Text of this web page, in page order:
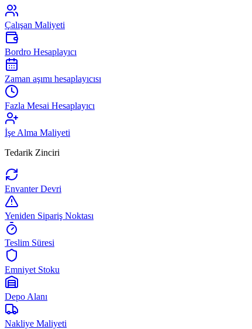
Çalışan Maliyeti
Bordro Hesaplayıcı
Zaman aşımı hesaplayıcısı
Fazla Mesai Hesaplayıcı
İşe Alma Maliyeti
Tedarik Zinciri
Envanter Devri
Yeniden Sipariş Noktası
Teslim Süresi
Emniyet Stoku
Depo Alanı
Nakliye Maliyeti